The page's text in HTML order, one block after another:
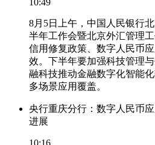
8月5日上午，中国人民银行
半年工作会暨北京外汇管理
信用修复政策、数字人民币
效。下半年要加强科技管理
融科技推动金融数字化智能
多场景应用覆盖。
央行重庆分行：数字人民币
进展
10:16